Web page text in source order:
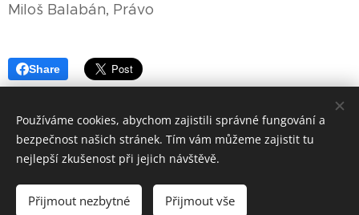
Miloš Balabán, Právo
Share
Najdete nás i zde:
YouTube
Používáme cookies, abychom zajistili správné fungování a
bezpečnost našich stránek. Tím vám můžeme zajistit tu
nejlepší zkušenost při jejich návštěvě.
Přijmout nezbytné Přijmout vše